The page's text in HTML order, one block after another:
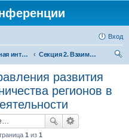
Вход
Международная интернет-конференция по проблемам социально-экономического развития территорий стран Евразийского экономического союза, посвященной 25-летию ИСЭРТ РАН
Секция 2. Взаимодействие в сфере науки и инноваций - фактор повышения конкурентоспособности регионов в рамках Евразийского экономического союза
развития
регионов в
1 из 1